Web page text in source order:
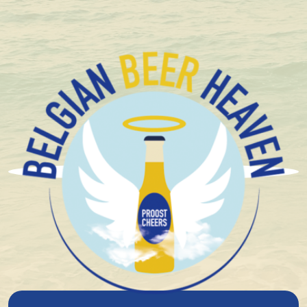
+1.600 Belgische speciaalbieren in stock
De Bie Brouwerij
Brouwerij De Bie ontstond in 1992.
Zatte Bie, Hellekapelle en Helleketelbier waren de
eerste bieren.
In 1998 werd de brouwerij overgenomen door Jos
Tjoen, hij moderniseerde ze om groei te realiseren.
De plek bleek al snel te klein om uit te breiden en in
2001 verhuisde hij brouwerij De Bie naar een grote
herberg in Loker met dezelfde naam: d'Hellekapelle.
Daar werd een compleet nieuwe brouwerij gebouwd,